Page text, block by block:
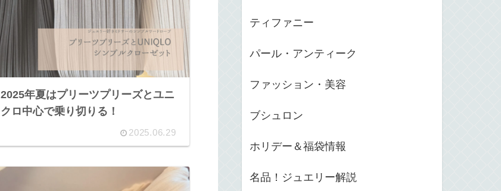
2025年夏はプリーツプリーズとユニ
クロ中心で乗り切りる！
2025.06.29
ティファニー
パール・アンティーク
ファッション・美容
ブシュロン
ホリデー＆福袋情報
名品！ジュエリー解説